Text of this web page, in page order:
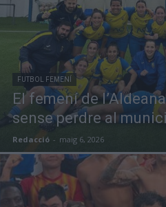
FUTBOL FEMENÍ
El femení de
sense perdre al
Redacció - maig 6, 2026